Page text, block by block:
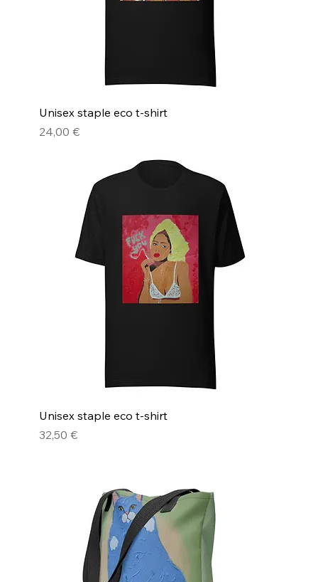
Unisex staple eco t-shirt
Pris
24,00 €
Unisex staple eco t-shirt
Pris
32,50 €